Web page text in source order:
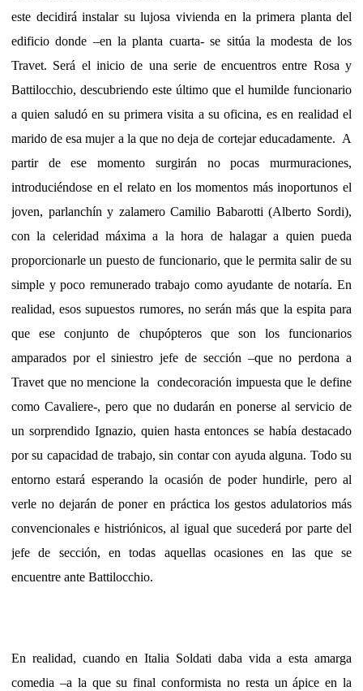
este decidirá instalar su lujosa vivienda en la primera planta del
edificio donde –en la planta cuarta- se sitúa la modesta de los
Travet. Será el inicio de una serie de encuentros entre Rosa y
Battilocchio, descubriendo este último que el humilde funcionario
a quien saludó en su primera visita a su oficina, es en realidad el
marido de esa mujer a la que no deja de cortejar educadamente. A
partir de ese momento surgirán no pocas murmuraciones,
introduciéndose en el relato en los momentos más inoportunos el
joven, parlanchín y zalamero Camilio Babarotti (Alberto Sordi),
con la celeridad máxima a la hora de halagar a quien pueda
proporcionarle un puesto de funcionario, que le permita salir de su
simple y poco remunerado trabajo como ayudante de notaría. En
realidad, esos supuestos rumores, no serán más que la espita para
que ese conjunto de chupópteros que son los funcionarios
amparados por el siniestro jefe de sección –que no perdona a
Travet que no mencione la condecoración impuesta que le define
como Cavaliere-, pero que no dudarán en ponerse al servicio de
un sorprendido Ignazio, quien hasta entonces se había destacado
por su capacidad de trabajo, sin contar con ayuda alguna. Todo su
entorno estará esperando la ocasión de poder hundirle, pero al
verle no dejarán de poner en práctica los gestos adulatorios más
convencionales e histriónicos, al igual que sucederá por parte del
jefe de sección, en todas aquellas ocasiones en las que se
encuentre ante Battilocchio.
En realidad, cuando en Italia Soldati daba vida a esta amarga
comedia –a la que su final conformista no resta un ápice en la